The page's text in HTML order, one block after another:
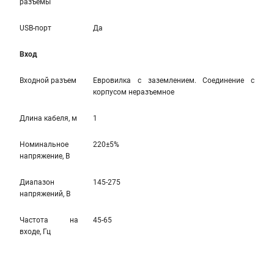
разъемы
USB-порт Да
Вход
Входной разъем
Евровилка с заземлением. Соединение с
корпусом неразъемное
Длина кабеля, м 1
Номинальное
напряжение, В
220±5%
Диапазон
напряжений, В
145-275
Частота на
входе, Гц
45-65